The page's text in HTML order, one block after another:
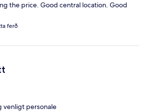
the price. Good central location. Good
ferð
venligt personale